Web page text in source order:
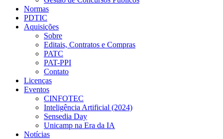
Normas
PDTIC
Aquisições
Sobre
Editais, Contratos e Compras
PATC
PAT-PPI
Contato
Licenças
Eventos
CINFOTEC
Inteligência Artificial (2024)
Sensedia Day
Unicamp na Era da IA
Notícias